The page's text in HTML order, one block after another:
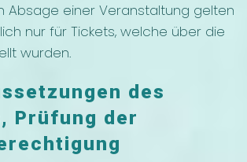
Absage einer Veranstaltung gelten
nur für Tickets, welche über die
wurden.
des
Prüfung der